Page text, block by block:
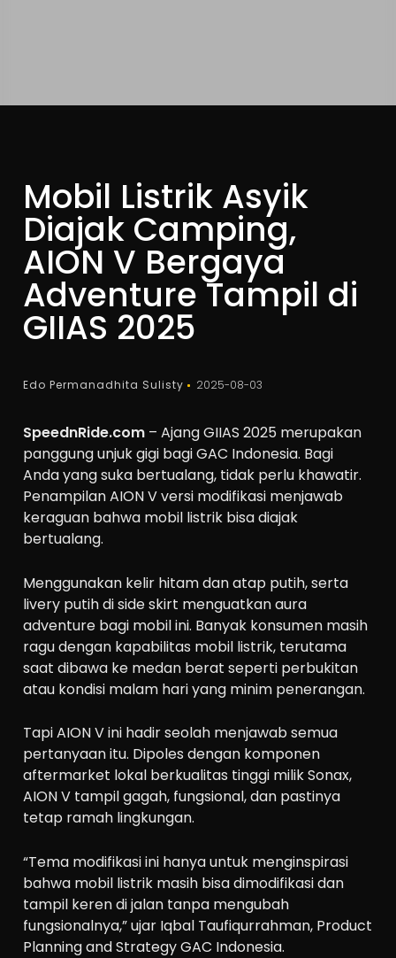
Mobil Listrik Asyik
Diajak Camping,
AION V Bergaya
Adventure Tampil di
GIIAS 2025
Edo Permanadhita Sulisty 2025-08-03
SpeednRide.com – Ajang GIIAS 2025 merupakan
panggung unjuk gigi bagi GAC Indonesia. Bagi
Anda yang suka bertualang, tidak perlu khawatir.
Penampilan AION V versi modifikasi menjawab
keraguan bahwa mobil listrik bisa diajak
bertualang.
Menggunakan kelir hitam dan atap putih, serta
livery putih di side skirt menguatkan aura
adventure bagi mobil ini. Banyak konsumen masih
ragu dengan kapabilitas mobil listrik, terutama
saat dibawa ke medan berat seperti perbukitan
atau kondisi malam hari yang minim penerangan.
Tapi AION V ini hadir seolah menjawab semua
pertanyaan itu. Dipoles dengan komponen
aftermarket lokal berkualitas tinggi milik Sonax,
AION V tampil gagah, fungsional, dan pastinya
tetap ramah lingkungan.
“Tema modifikasi ini hanya untuk menginspirasi
bahwa mobil listrik masih bisa dimodifikasi dan
tampil keren di jalan tanpa mengubah
fungsionalnya,” ujar Iqbal Taufiqurrahman, Product
Planning and Strategy GAC Indonesia.